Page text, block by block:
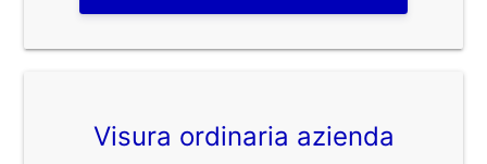
Visura ordinaria azienda